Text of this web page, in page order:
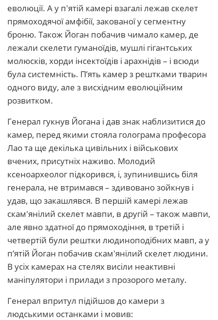
еволюції. А у п'ятій камері взагалі лежав скелет
прямоходячої амфібії, закованої у сегментну
броню. Також Йоган побачив чимало камер, де
лежали скелети гуманоїдів, мушлі гігантських
молюсків, хорди інсектоїдів і арахнідів – і всюди
була системність. П’ять камер з рештками тварин
одного виду, але з висхідним еволюційним
розвитком.
Генерал гукнув Йогана і дав знак наблизитися до
камер, перед якими стояла голограма професора
Лао та ще декілька цивільних і військових
вчених, присутніх наживо. Молодий
ксеноархеолог підкорився, і, зупинившись біля
генерала, не втримався – здивовано зойкнув і
удав, що закашлявся. В першій камері лежав
скам'янілий скелет мавпи, в другій – також мавпи,
але явно здатної до прямоходіння, в третій і
четвертій були рештки людиноподібних мавп, а у
п’ятій Йоган побачив скам'янілий скелет людини.
В усіх камерах на стелях висіли неактивні
маніпулятори і прилади з прозорого металу.
Генерал впритул підійшов до камери з
людськими останками і мовив: